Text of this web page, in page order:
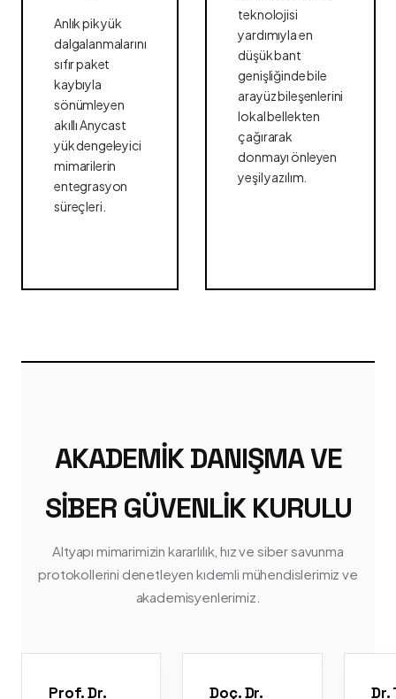
Anlık pik yük
dalgalanmalarını
sıfır paket
kaybıyla
sönümleyen
akıllı Anycast
yük dengeleyici
mimarilerin
entegrasyon
süreçleri.
teknolojisi
yardımıyla en
düşük bant
genişliğinde bile
arayüz bileşenlerini
lokal bellekten
çağırarak
donmayı önleyen
yeşil yazılım.
AKADEMIK DANIŞMA VE
SIBER GÜVENLIK KURULU
Altyapı mimarimizin kararlılık, hız ve siber savunma
protokollerini denetleyen kıdemli mühendislerimiz ve
akademisyenlerimiz.
Prof. Dr.
Doç. Dr.
Dr.